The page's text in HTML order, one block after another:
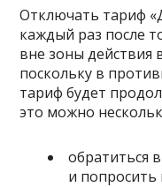
Отключать тариф
каждый раз после
вне зоны действия
поскольку в
тариф будет
это можно
обратиться
и попросить